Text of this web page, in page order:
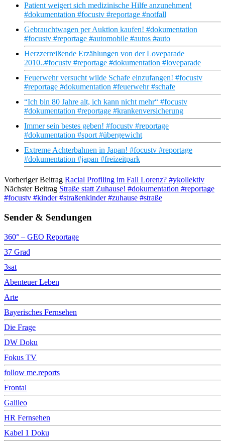
Patient weigert sich medizinische Hilfe anzunehmen!
#dokumentation #focustv #reportage #notfall
Gebrauchtwagen per Auktion kaufen! #dokumentation
#focustv #reportage #automobile #autos #auto
Herzzerreißende Erzählungen von der Loveparade
2010..#focustv #reportage #dokumentation #loveparade
Feuerwehr versucht wilde Schafe einzufangen! #focustv
#reportage #dokumentation #feuerwehr #schafe
“Ich bin 80 Jahre alt, ich kann nicht mehr“ #focustv
#dokumentation #reportage #krankenversicherung
Immer sein bestes geben! #focustv #reportage
#dokumentation #sport #übergewicht
Extreme Achterbahnen in Japan! #focustv #reportage
#dokumentation #japan #freizeitpark
Vorheriger Beitrag Racial Profiling im Fall Lorenz? #ykollektiv
Nächster Beitrag Straße statt Zuhause! #dokumentation #reportage
#focustv #kinder #straßenkinder #zuhause #straße
Sender & Sendungen
360° – GEO Reportage
37 Grad
3sat
Abenteuer Leben
Arte
Bayerisches Fernsehen
Die Frage
DW Doku
Fokus TV
follow me.reports
Frontal
Galileo
HR Fernsehen
Kabel 1 Doku